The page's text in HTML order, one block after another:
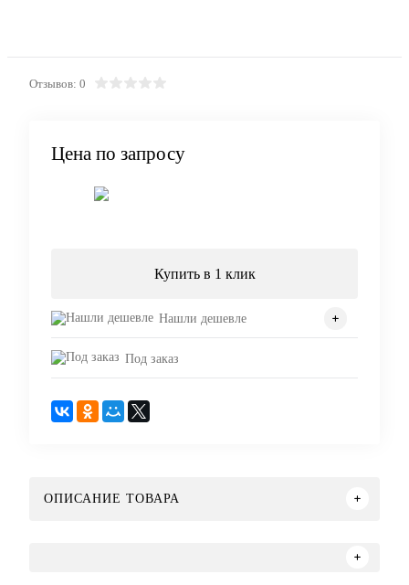
Отзывов: 0
Цена по запросу
Купить в 1 клик
Нашли дешевле
Под заказ
ОПИСАНИЕ ТОВАРА